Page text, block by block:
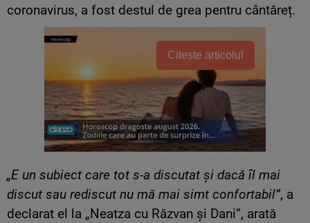
coronavirus, a fost destul de grea pentru cântăreț.
Citește articolul
„E un subiect care tot s-a discutat și dacă îl mai
discut sau rediscut nu mă mai simt confortabil”, a
declarat el la „Neatza cu Răzvan și Dani”, arată